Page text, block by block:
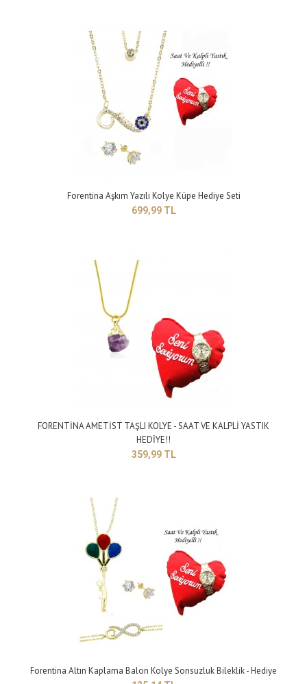
Yapısı: bijuteriZincir Uzunluğu: 42 cm Maden Rengi: sarıTaş Rengi :
beyazBileklik Modeli: ayarl..
Forentina Swarovski Kolye Küpe Bileklik - Anneler Günü Hediye
359,99 TL
Forentina Aşkım Yazılı Kolye Küpe Hediye Seti
699,99 TL
FORENTİNA AMETİST TAŞLI KOLYE - SAAT VE KALPLİ YASTIK
HEDİYE!!
359,99 TL
Forentina Altın Kaplama Balon Kolye Sonsuzluk Bileklik - Hediye